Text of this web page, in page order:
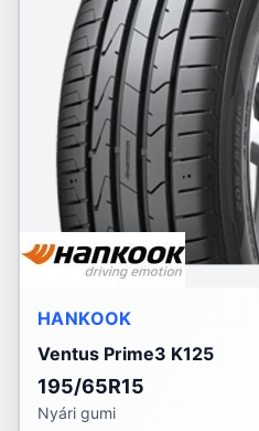
HANKOOK
Ventus Prime3 K125
195/65R15
Nyári gumi